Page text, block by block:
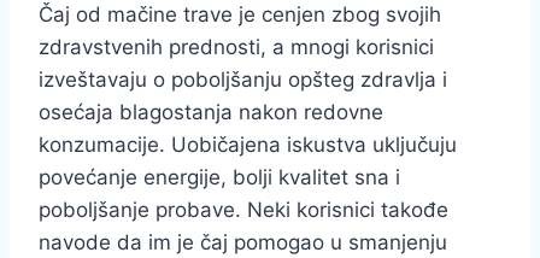
Čaj od mačine trave je cenjen zbog svojih
zdravstvenih prednosti, a mnogi korisnici
izveštavaju o poboljšanju opšteg zdravlja i
osećaja blagostanja nakon redovne
konzumacije. Uobičajena iskustva uključuju
povećanje energije, bolji kvalitet sna i
poboljšanje probave. Neki korisnici takođe
navode da im je čaj pomogao u smanjenju